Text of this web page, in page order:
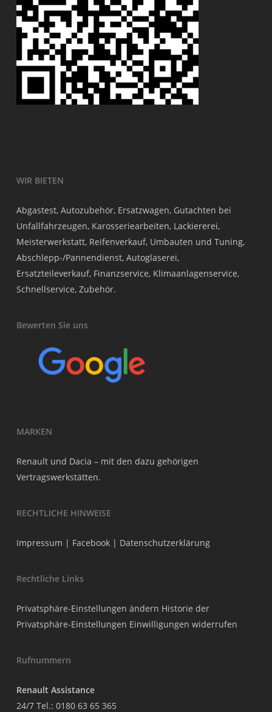
WIR BIETEN
Abgastest, Autozubehör, Ersatzwagen, Gutachten bei
Unfallfahrzeugen, Karosseriearbeiten, Lackiererei,
Meisterwerkstatt, Reifenverkauf, Umbauten und Tuning,
Abschlepp-/Pannendienst, Autoglaserei,
Ersatzteileverkauf, Finanzservice, Klimaanlagenservice,
Schnellservice, Zubehör.
Bewerten Sie uns
MARKEN
Renault und Dacia – mit den dazu gehörigen
Vertragswerkstätten.
RECHTLICHE HINWEISE
Impressum | Facebook| Datenschutzerklärung
Rechtliche Links
Privatsphäre-Einstellungen ändern Historie der
Privatsphäre-Einstellungen Einwilligungen widerrufen
Rufnummern
Renault Assistance
24/7 Tel.: 0180 63 65 365